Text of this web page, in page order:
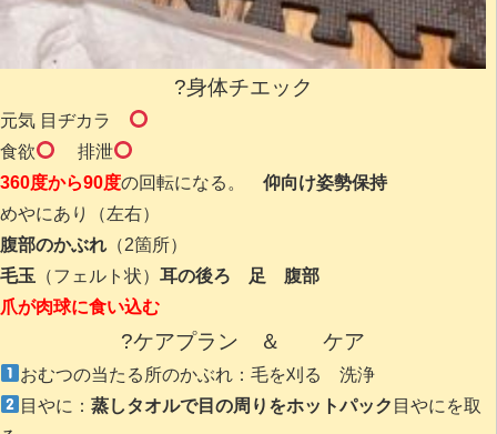
?身体チエック
元気 目ヂカラ
食欲
排泄
360度から90度の回転になる。
仰向け姿勢保持
めやにあり（左右）
腹部のかぶれ （2箇所）
毛玉 （フェルト状） 耳の後ろ 足 腹部
爪が肉球に食い込む
?ケアプラン ＆ ケア
おむつの当たる所のかぶれ：毛を刈る 洗浄
目やに：蒸しタオルで目の周りをホットパック 目やにを取